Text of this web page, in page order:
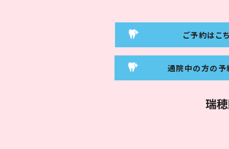
ご予約はこ
通院中の方の予
瑞